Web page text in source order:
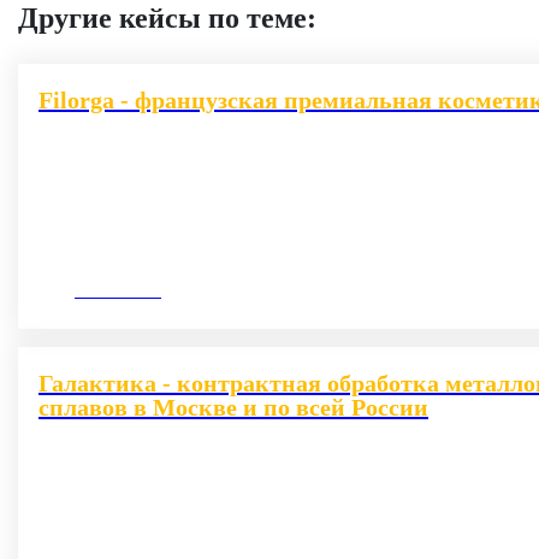
Другие кейсы по теме:
Filorga - французская премиальная
Галактика - контрактная обработка
сплавов в Москве и по всей России